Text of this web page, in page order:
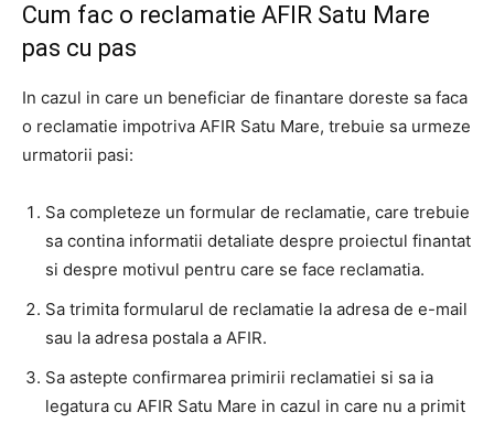
Cum fac o reclamatie AFIR Satu Mare
pas cu pas
In cazul in care un beneficiar de finantare doreste sa faca
o reclamatie impotriva AFIR Satu Mare, trebuie sa urmeze
urmatorii pasi:
Sa completeze un formular de reclamatie, care trebuie
sa contina informatii detaliate despre proiectul finantat
si despre motivul pentru care se face reclamatia.
Sa trimita formularul de reclamatie la adresa de e-mail
sau la adresa postala a AFIR.
Sa astepte confirmarea primirii reclamatiei si sa ia
legatura cu AFIR Satu Mare in cazul in care nu a primit